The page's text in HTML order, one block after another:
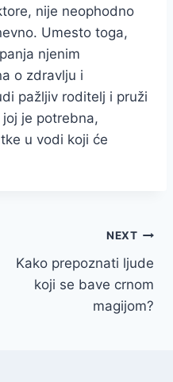
nije neophodno
Umesto toga,
njenim
o zdravlju i
pažljiv roditelj i pruži
je potrebna,
u vodi koji će
NEXT
Kako prepoznati ljude
koji se bave crnom
magijom?